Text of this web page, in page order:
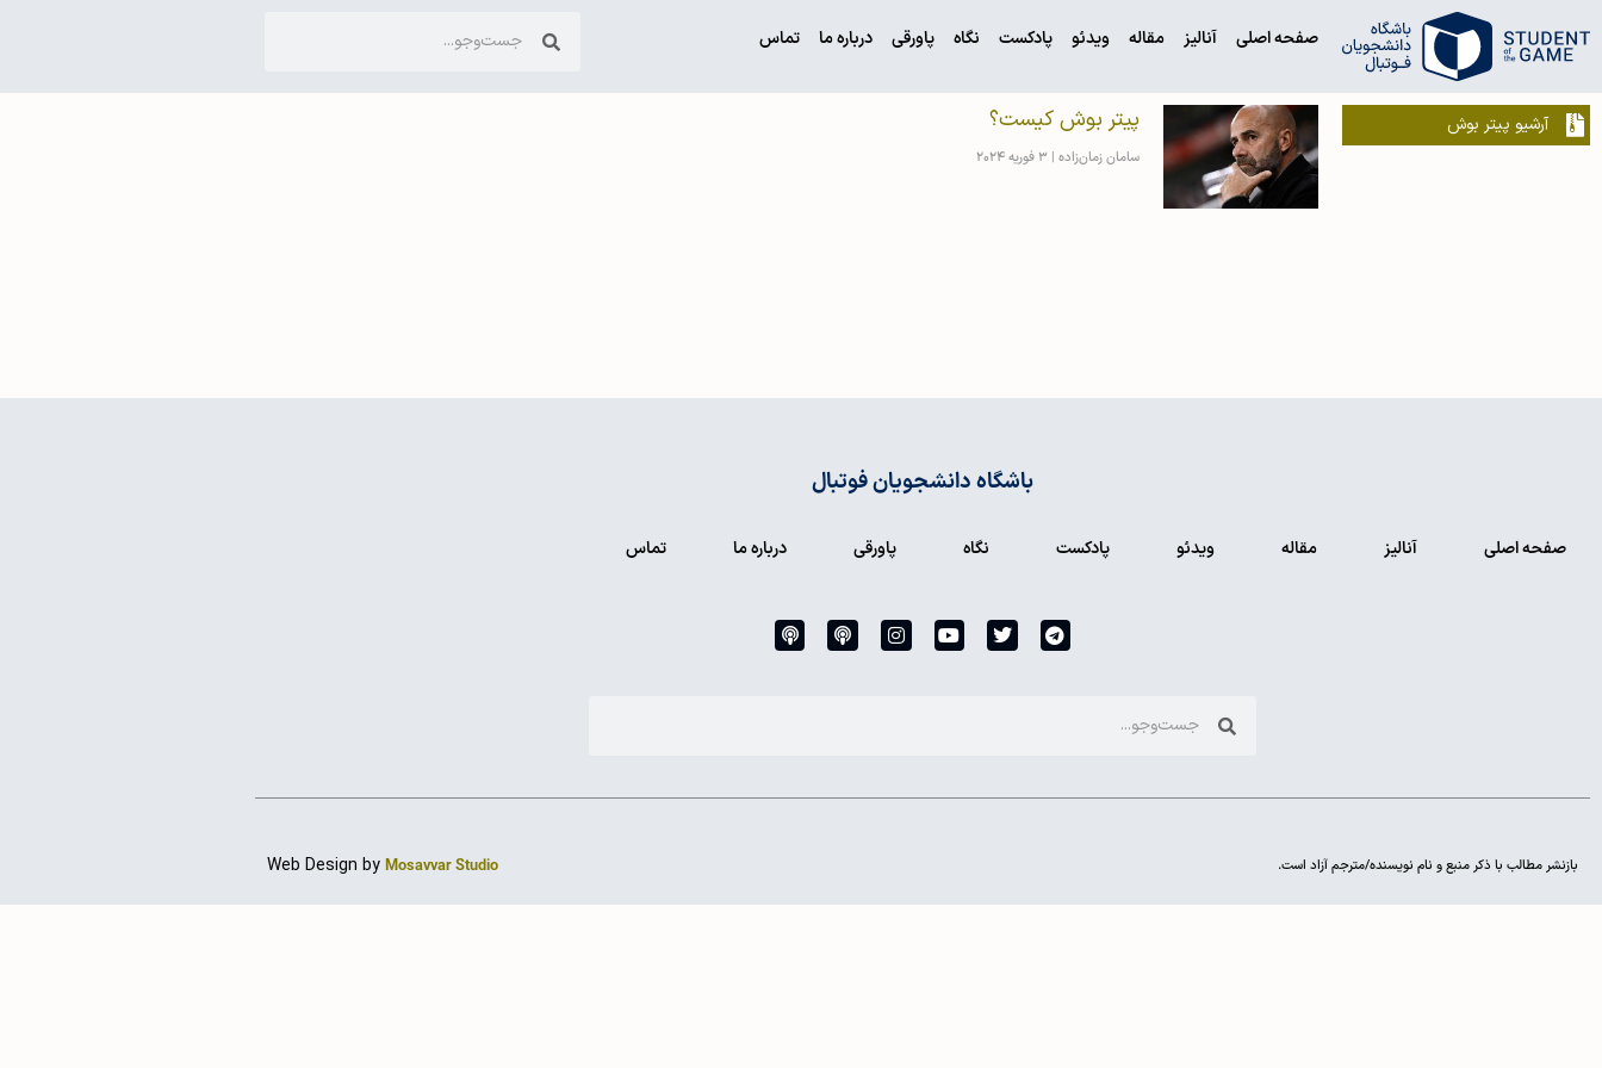
صفحه اصلی آنالیز مقاله ویدئو پادکست نگاه پاورقی درباره ما تماس
آرشیو پیتر بوش پیتر بوش کیست؟
سامان زمان‌زاده 3 فوریه 2024
باشگاه دانشجویان فوتبال
صفحه اصلی آنالیز مقاله ویدئو پادکست نگاه پاورقی درباره ما تماس
بازنشر مطالب با ذکر منبع و نام نویسنده/مترجم آزاد است. Web Design by Mosavvar Studio